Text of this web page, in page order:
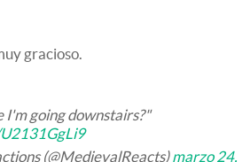
gracioso.
I'm going downstairs?"
(@MedievalReacts)marzo 24,